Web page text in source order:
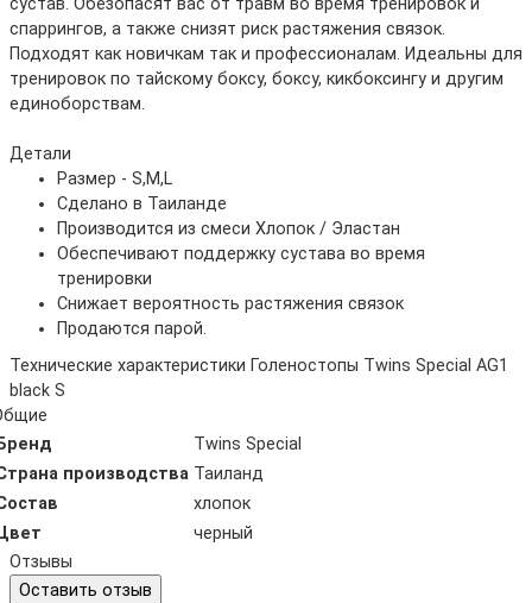
сустав. Обезопасят вас от травм во время тренировок и
спаррингов, а также снизят риск растяжения связок.
Подходят как новичкам так и профессионалам. Идеальны для
тренировок по тайскому боксу, боксу, кикбоксингу и другим
единоборствам.
Детали
Размер - S,M,L
Сделано в Таиланде
Производится из смеси Хлопок / Эластан
Обеспечивают поддержку сустава во время
тренировки
Снижает вероятность растяжения связок
Продаются парой.
Технические характеристики Голеностопы Twins Special AG1
black S
Twins Special
производства Таиланд
хлопок
черный
Отзывы
Оставить отзыв